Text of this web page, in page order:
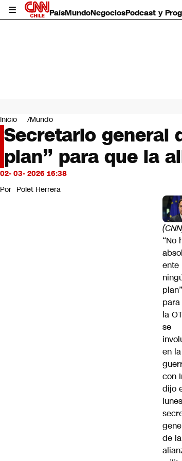
PaísMundoNegociosPodcast y
Mundo
Negocios
Deportes
Programas completos
Cultura
Servicios
Bits
CNN Data
Inicio Mundo
Secretario general
plan” para que la
02- 03- 2026 16:38
Por Polet Herrera
“No
ente
plan”
la
se
en la
con
dijo
de la